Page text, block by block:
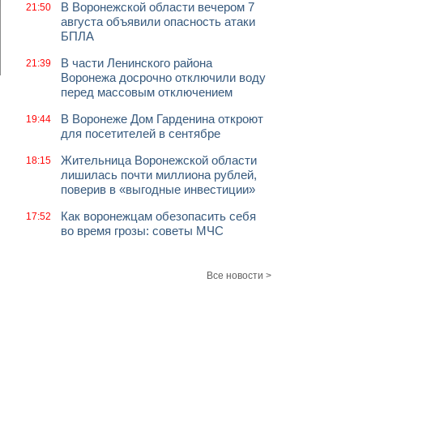
21:50
В Воронежской области вечером 7
августа объявили опасность атаки
БПЛА
21:39
В части Ленинского района
Воронежа досрочно отключили воду
перед массовым отключением
19:44
В Воронеже Дом Гарденина откроют
для посетителей в сентябре
18:15
Жительница Воронежской области
лишилась почти миллиона рублей,
поверив в «выгодные инвестиции»
17:52
Как воронежцам обезопасить себя
во время грозы: советы МЧС
Все новости >